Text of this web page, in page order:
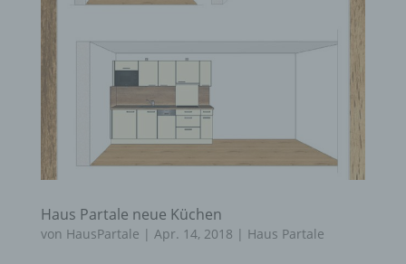
Haus Partale neue Küchen
von HausPartale | Apr. 14, 2018 | Haus Partale